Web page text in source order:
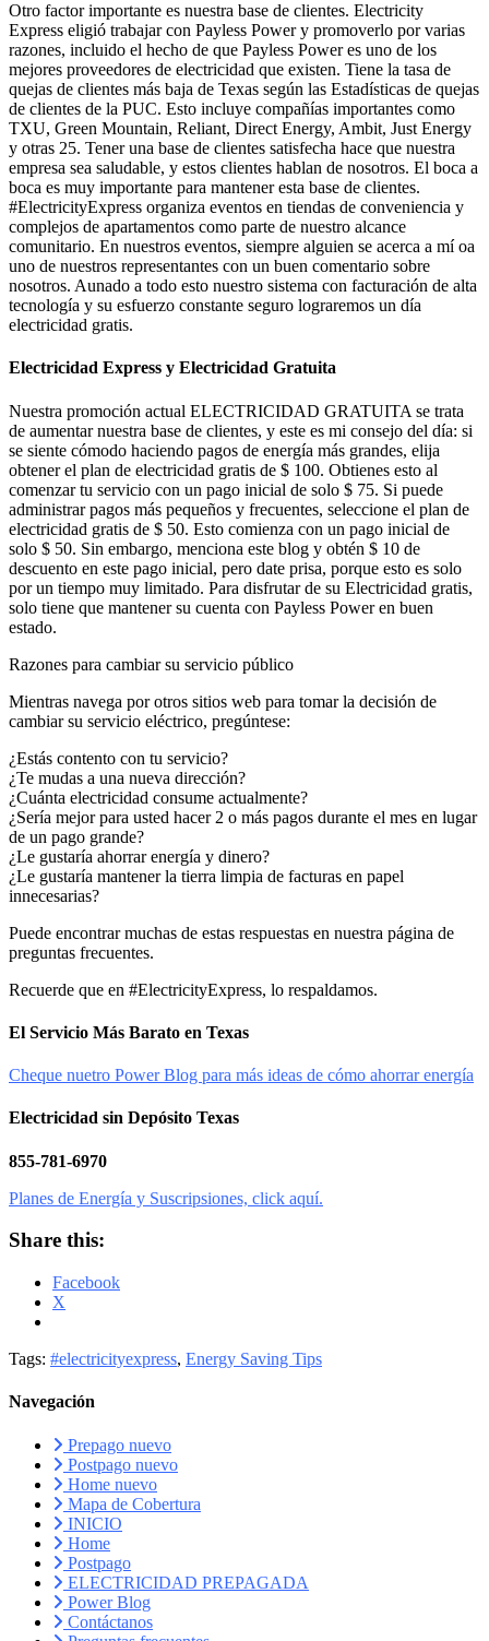
Otro factor importante es nuestra base de clientes. Electricity
Express eligió trabajar con Payless Power y promoverlo por varias
razones, incluido el hecho de que Payless Power es uno de los
mejores proveedores de electricidad que existen. Tiene la tasa de
quejas de clientes más baja de Texas según las Estadísticas de quejas
de clientes de la PUC. Esto incluye compañías importantes como
TXU, Green Mountain, Reliant, Direct Energy, Ambit, Just Energy
y otras 25. Tener una base de clientes satisfecha hace que nuestra
empresa sea saludable, y estos clientes hablan de nosotros. El boca a
boca es muy importante para mantener esta base de clientes.
#ElectricityExpress organiza eventos en tiendas de conveniencia y
complejos de apartamentos como parte de nuestro alcance
comunitario. En nuestros eventos, siempre alguien se acerca a mí oa
uno de nuestros representantes con un buen comentario sobre
nosotros. Aunado a todo esto nuestro sistema con facturación de alta
tecnología y su esfuerzo constante seguro lograremos un día
electricidad gratis.
Electricidad Express y Electricidad Gratuita
Nuestra promoción actual ELECTRICIDAD GRATUITA se trata
de aumentar nuestra base de clientes, y este es mi consejo del día: si
se siente cómodo haciendo pagos de energía más grandes, elija
obtener el plan de electricidad gratis de $ 100. Obtienes esto al
comenzar tu servicio con un pago inicial de solo $ 75. Si puede
administrar pagos más pequeños y frecuentes, seleccione el plan de
electricidad gratis de $ 50. Esto comienza con un pago inicial de
solo $ 50. Sin embargo, menciona este blog y obtén $ 10 de
descuento en este pago inicial, pero date prisa, porque esto es solo
por un tiempo muy limitado. Para disfrutar de su Electricidad gratis,
solo tiene que mantener su cuenta con Payless Power en buen
estado.
Razones para cambiar su servicio público
Mientras navega por otros sitios web para tomar la decisión de
cambiar su servicio eléctrico, pregúntese:
¿Estás contento con tu servicio?
¿Te mudas a una nueva dirección?
¿Cuánta electricidad consume actualmente?
¿Sería mejor para usted hacer 2 o más pagos durante el mes en lugar
de un pago grande?
¿Le gustaría ahorrar energía y dinero?
¿Le gustaría mantener la tierra limpia de facturas en papel
innecesarias?
Puede encontrar muchas de estas respuestas en nuestra página de
preguntas frecuentes.
Recuerde que en #ElectricityExpress, lo respaldamos.
El Servicio Más Barato en Texas
Cheque nuetro Power Blog para más ideas de cómo ahorrar energía
Electricidad sin Depósito Texas
855-781-6970
Planes de Energía y Suscripsiones, click aquí.
Share this:
Facebook
X
Tags: #electricityexpress, Energy Saving Tips
Navegación
Prepago nuevo
Postpago nuevo
Home nuevo
Mapa de Cobertura
INICIO
Home
Postpago
ELECTRICIDAD PREPAGADA
Power Blog
Contáctanos